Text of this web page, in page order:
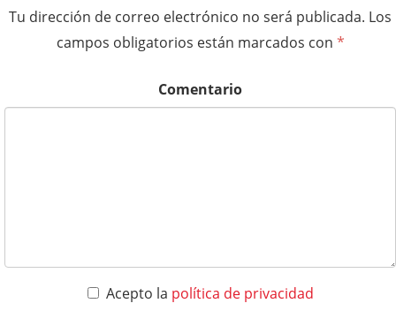
Tu dirección de correo electrónico no será publicada. Los
campos obligatorios están marcados con *
Comentario
Acepto la política de privacidad